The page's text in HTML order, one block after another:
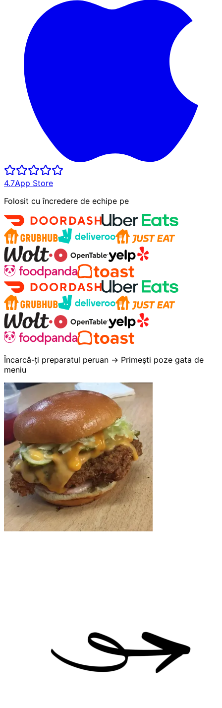
4.7App Store
Folosit cu încredere de echipe pe
Încarcă-ți preparatul peruan → Primești poze gata de
meniu